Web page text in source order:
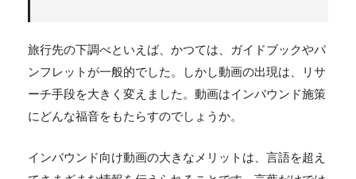
旅行先の下調べといえば、かつては、ガイドブックやパ
ンフレットが一般的でした。しかし動画の出現は、リサ
ーチ手段を大きく変えました。動画はインバウンド施策
にどんな福音をもたらすのでしょうか。
インバウンド向け動画の大きなメリットは、言語を超え